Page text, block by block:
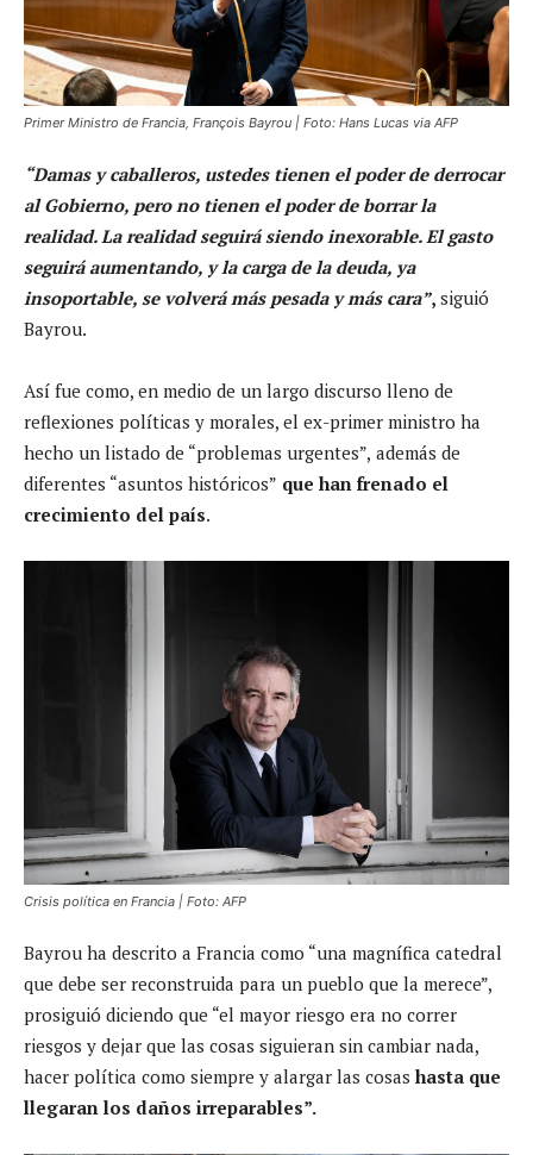
Primer Ministro de Francia, François Bayrou | Foto: Hans Lucas via AFP
“Damas y caballeros, ustedes tienen el poder de derrocar
al Gobierno, pero no tienen el poder de borrar la
realidad. La realidad seguirá siendo inexorable. El gasto
seguirá aumentando, y la carga de la deuda, ya
insoportable, se volverá más pesada y más cara”, siguió
Bayrou.
Así fue como, en medio de un largo discurso lleno de
reflexiones políticas y morales, el ex-primer ministro ha
hecho un listado de “problemas urgentes”, además de
diferentes “asuntos históricos” que han frenado el
crecimiento del país.
Crisis política en Francia | Foto: AFP
Bayrou ha descrito a Francia como “una magnífica catedral
que debe ser reconstruida para un pueblo que la merece”,
prosiguió diciendo que “el mayor riesgo era no correr
riesgos y dejar que las cosas siguieran sin cambiar nada,
hacer política como siempre y alargar las cosas hasta que
llegaran los daños irreparables”.